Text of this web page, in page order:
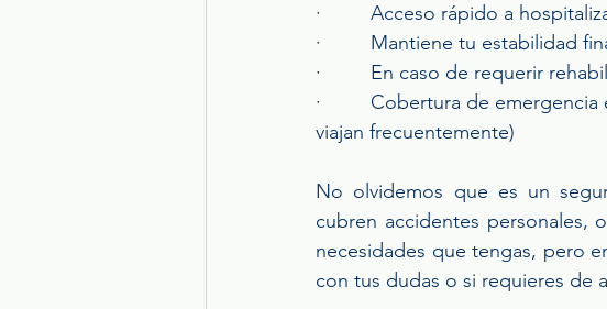
·         Acceso rápido a
·         Mantiene tu estabilidad
·         En caso de requerir
·         Cobertura de
viajan frecuentemente)
No olvidemos que es un
cubren accidentes
necesidades que tengas, pero
con tus dudas o si requieres de